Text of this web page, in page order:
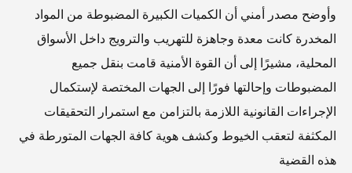
وأوضح مصدر أمني أن الكميات الكبيرة المضبوطة من المواد
المخدرة كانت معدة وجاهزة للتهريب والترويج داخل الأسواق
المحلية، مشيرًا إلى أن القوة الأمنية قامت بنقل جميع
المضبوطات وإحالتها فورًا إلى الجهات المختصة لإستكمال
الإجراءات القانونية اللازمة بالتزامن مع استمرار التحقيقات
المكثفة لتعقب الخيوط وكشف هوية كافة الجهات المتورطة في
هذه القضية